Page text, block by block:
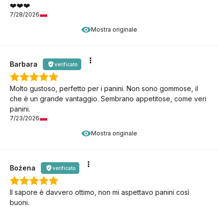
Mostra originale
❤️❤️❤️
7/28/2026
Mostra originale
Barbara verificato
Molto gustoso, perfetto per i panini. Non sono gommose, il
che è un grande vantaggio. Sembrano appetitose, come veri
panini.
7/23/2026
Bożena verificato
Il sapore è davvero ottimo, non mi aspettavo panini così
buoni.